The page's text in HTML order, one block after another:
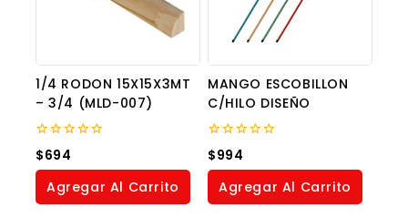
1/4 RODON 15X15X3MT
– 3/4 (MLD-007)
0
out
of
$694
Agregar Al Carrito
MANGO ESCOBILLON
C/HILO DISEÑO
0
out
of
$994
Agregar Al Carrito